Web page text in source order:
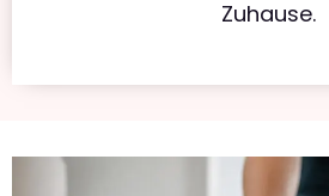
Zuhause.